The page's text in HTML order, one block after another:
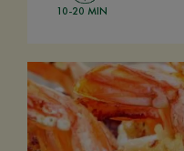
10-20 MIN